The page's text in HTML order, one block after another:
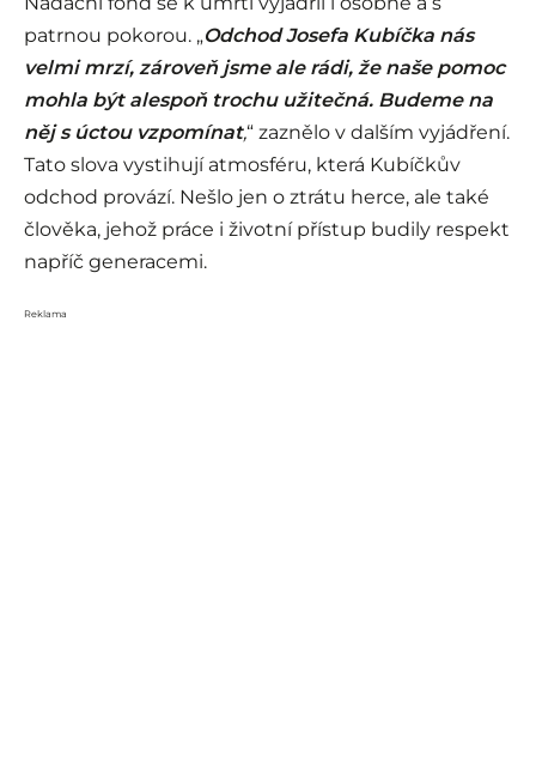
patrnou pokorou. „Odchod Josefa Kubíčka nás
velmi mrzí, zároveň jsme ale rádi, že naše pomoc
mohla být alespoň trochu užitečná. Budeme na
něj s úctou vzpomínat,“ zaznělo v dalším vyjádření.
Tato slova vystihují atmosféru, která Kubíčkův
odchod provází. Nešlo jen o ztrátu herce, ale také
člověka, jehož práce i životní přístup budily respekt
napříč generacemi.
Reklama